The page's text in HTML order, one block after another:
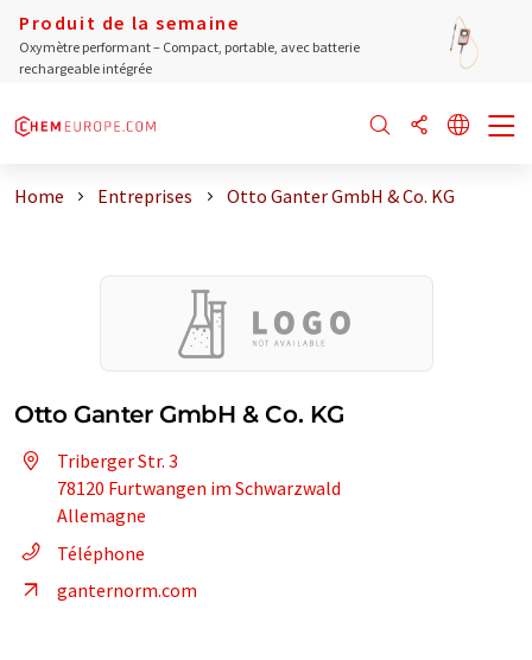
Produit de la semaine
Oxymètre performant – Compact, portable, avec batterie
rechargeable intégrée
Home Entreprises Otto Ganter GmbH & Co. KG
Otto Ganter GmbH & Co. KG
Triberger Str. 3
78120 Furtwangen im Schwarzwald
Allemagne
Téléphone
ganternorm.com